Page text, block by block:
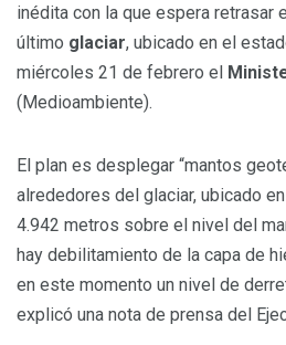
inédita con la que espera retrasar
último glaciar, ubicado en el
miércoles 21 de febrero el
(Medioambiente).
El plan es desplegar “mantos
alrededores del glaciar, ubicado
4.942 metros sobre el nivel del
hay debilitamiento de la capa de
en este momento un nivel de
explicó una nota de prensa del